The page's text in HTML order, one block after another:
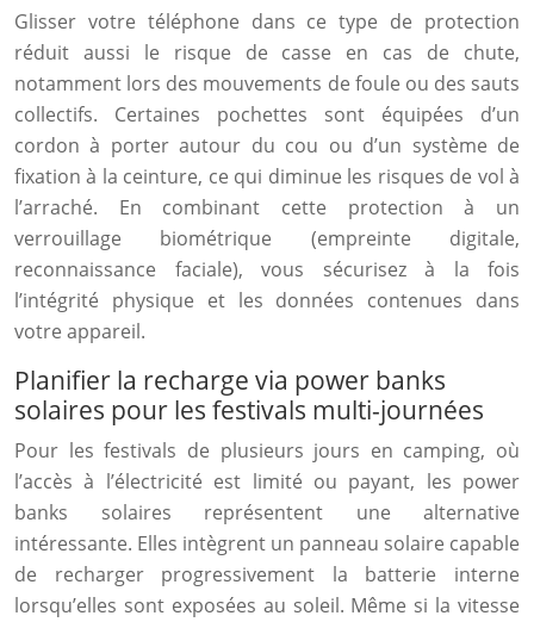
Glisser votre téléphone dans ce type de protection
réduit aussi le risque de casse en cas de chute,
notamment lors des mouvements de foule ou des sauts
collectifs. Certaines pochettes sont équipées d’un
cordon à porter autour du cou ou d’un système de
fixation à la ceinture, ce qui diminue les risques de vol à
l’arraché. En combinant cette protection à un
verrouillage biométrique (empreinte digitale,
reconnaissance faciale), vous sécurisez à la fois
l’intégrité physique et les données contenues dans
votre appareil.
Planifier la recharge via power banks
solaires pour les festivals multi-journées
Pour les festivals de plusieurs jours en camping, où
l’accès à l’électricité est limité ou payant, les power
banks solaires représentent une alternative
intéressante. Elles intègrent un panneau solaire capable
de recharger progressivement la batterie interne
lorsqu’elles sont exposées au soleil. Même si la vitesse